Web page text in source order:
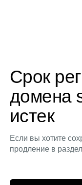
Срок
домена
истек
Если вы хотите
продление в